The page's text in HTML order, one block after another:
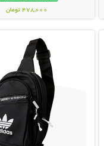
478,000 تومان